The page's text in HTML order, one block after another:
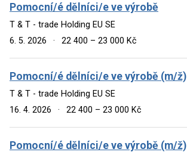
Pomocní/é dělníci/e ve výrobě
T & T - trade Holding EU SE
6. 5. 2026
· 22 400 – 23 000 Kč
Pomocní/é dělníci/e ve výrobě (m/ž)
T & T - trade Holding EU SE
16. 4. 2026
· 22 400 – 23 000 Kč
Pomocní/é dělníci/e ve výrobě (m/ž)